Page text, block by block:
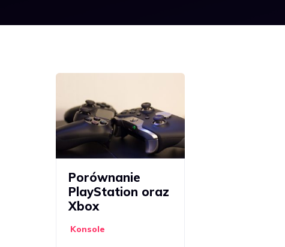
Porównanie
PlayStation oraz
Xbox
Konsole